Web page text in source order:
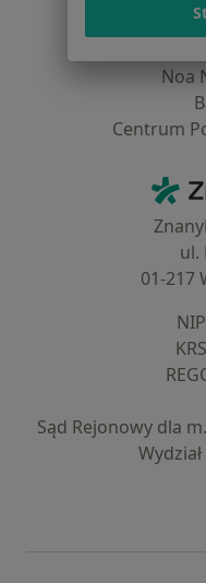
Noa
Centrum
ul.
01-217
Sąd Rejonowy dla